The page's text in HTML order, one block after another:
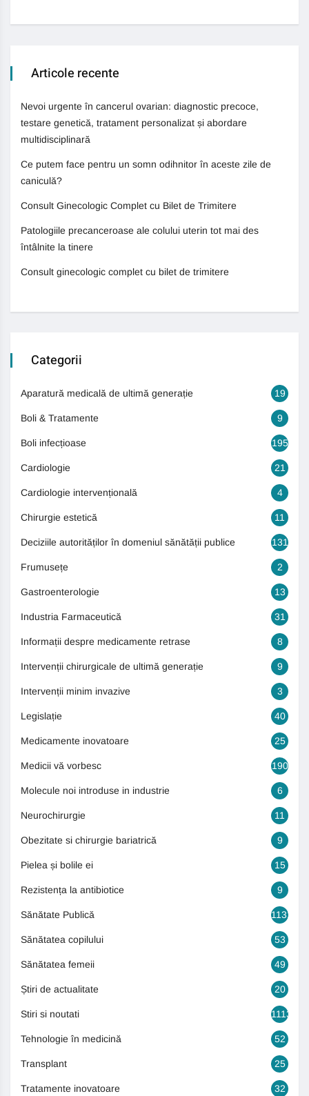
Articole recente
Nevoi urgente în cancerul ovarian: diagnostic precoce,
testare genetică, tratament personalizat și abordare
multidisciplinară
Ce putem face pentru un somn odihnitor în aceste zile de
caniculă?
Consult Ginecologic Complet cu Bilet de Trimitere
Patologiile precanceroase ale colului uterin tot mai des
întâlnite la tinere
Consult ginecologic complet cu bilet de trimitere
Categorii
Aparatură medicală de ultimă generație 19
Boli & Tratamente 9
Boli infecțioase 195
Cardiologie 21
Cardiologie intervențională 4
Chirurgie estetică 11
Deciziile autorităților în domeniul sănătății publice 131
Frumusețe 2
Gastroenterologie 13
Industria Farmaceutică 31
Informații despre medicamente retrase 8
Intervenții chirurgicale de ultimă generație 9
Intervenții minim invazive 3
Legislație 40
Medicamente inovatoare 25
Medicii vă vorbesc 190
Molecule noi introduse in industrie 6
Neurochirurgie 11
Obezitate si chirurgie bariatrică 9
Pielea și bolile ei 15
Rezistența la antibiotice 9
Sănătate Publică 1131
Sănătatea copilului 53
Sănătatea femeii 49
Știri de actualitate 20
Stiri si noutati 1113
Tehnologie în medicină 52
Transplant 25
Tratamente inovatoare 32